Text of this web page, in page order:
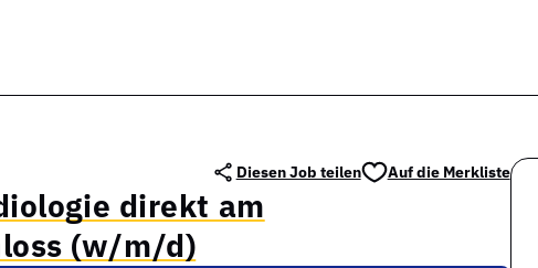
Diesen Job teilen Auf die Merkliste
direkt am
(w/m/d)